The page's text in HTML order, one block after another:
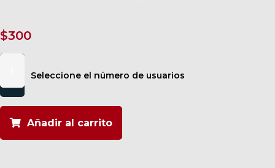
$300
Operación
regreso
para
Colaboradores,
Operaciones
Seleccione el número de usuarios
Añadir al carrito